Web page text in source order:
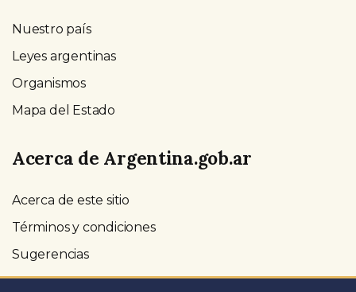
Nuestro país
Leyes argentinas
Organismos
Mapa del Estado
Acerca de Argentina.gob.ar
Acerca de este sitio
Términos y condiciones
Sugerencias